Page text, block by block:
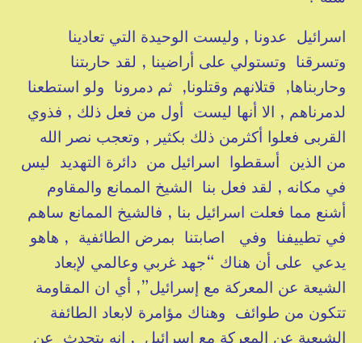
اسرائيل عدونا , وليست الوحيدة التي تعادينا
وتسرقنا وتستولي على أراضينا , لقد حاربتنا
وحاربناها, قتلانهم وقتلونا, ثم دمرونا ولو استطعنا
لدمرناهم , الا أنها ليست أول من فعل ذلك , فذوي
القربى فعلوا أكثرمن ذلك بكثير , وتعجب نصر الله
من الذين أسقطوا اسرائيل من دائرة التهديد ليس
في مكانه , لقد فعل بنا الشيخ الممانع والمقاوم
أشنع مما فعلت اسرائيل بنا , فالشيخ الممانع ساهم
في تطييفنا وفي اصابتنا بمرض الطائفية , هاهو
يدعي على أن هناك “جهد غربي وعالمي لإبعاد
الشيعة عن المعركة مع إسرائيل”, أي ان المقاومة
تتكون من طوائف وهناك مؤامرة لابعاد الطائفة
الشيعية عن المعركة مع اسرائيل , انه يتحدث عن